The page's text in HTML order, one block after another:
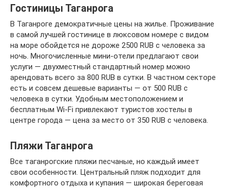
Гостиницы Таганрога
В Таганроге демократичные цены на жилье. Проживание
в самой лучшей гостинице в люксовом номере с видом
на море обойдется не дороже 2500 RUB с человека за
ночь. Многочисленные мини-отели предлагают свои
услуги — двухместный стандартный номер можно
арендовать всего за 800 RUB в сутки. В частном секторе
есть и совсем дешевые варианты — от 500 RUB с
человека в сутки. Удобным местоположением и
бесплатным Wi-Fi привлекают туристов хостелы в
центре города — цена за место от 350 RUB с человека.
Пляжи Таганрога
Все таганрогские пляжи песчаные, но каждый имеет
свои особенности. Центральный пляж подходит для
комфортного отдыха и купания — широкая береговая